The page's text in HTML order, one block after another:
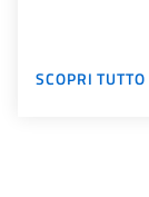
SCOPRI TUTTO